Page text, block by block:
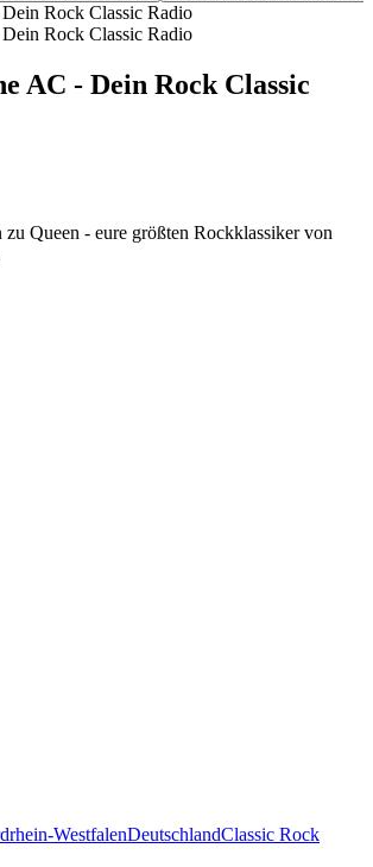
Rock Classic Radio
Rock Classic Radio
AC - Dein Rock Classic
Queen - eure größten Rockklassiker von
WestfalenDeutschlandClassic Rock